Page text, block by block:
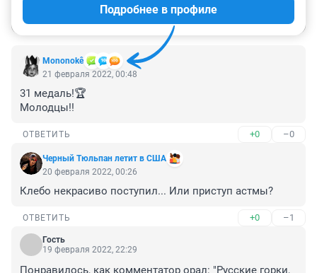
Mononokê
Подробнее в профиле
21 февраля 2022, 00:48
31 медаль!🏆
Молодцы!!
ОТВЕТИТЬ +0 –0
Чeрный Tюльпaн лeтит в СШA
20 февраля 2022, 00:26
Клебо некрасиво поступил... Или приступ астмы?
ОТВЕТИТЬ +0 –1
Гость
19 февраля 2022, 22:29
Понравилось, как комментатор орал: "Русские горки,